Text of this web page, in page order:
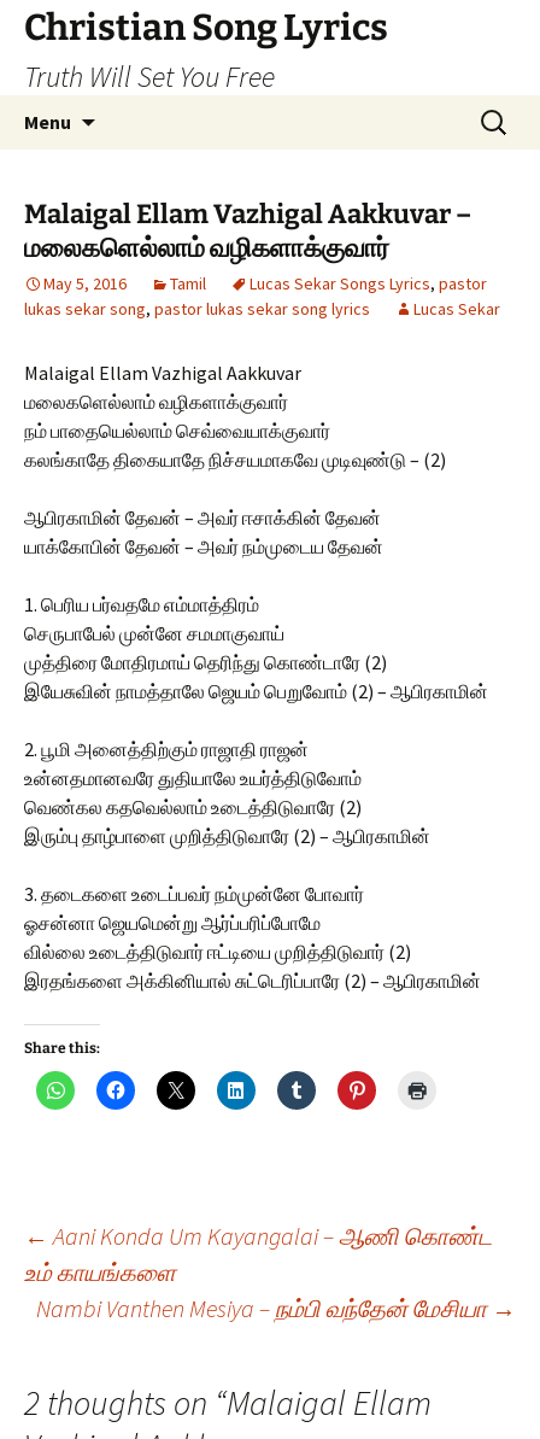
Skip
content
Christian Song Lyrics
Truth Will Set You Free
Menu
Search
for:
Malaigal Ellam Vazhigal Aakkuvar –
மலைகளெல்லாம் வழிகளாக்குவார்
May 5, 2016 Tamil Lucas Sekar Songs Lyrics, pastor
lukas sekar song, pastor lukas sekar song lyrics Lucas Sekar
Malaigal Ellam Vazhigal Aakkuvar
மலைகளெல்லாம் வழிகளாக்குவார்
நம் பாதையெல்லாம் செவ்வையாக்குவார்
கலங்காதே திகையாதே நிச்சயமாகவே முடிவுண்டு – (2)
ஆபிரகாமின் தேவன் – அவர் ஈசாக்கின் தேவன்
யாக்கோபின் தேவன் – அவர் நம்முடைய தேவன்
1. பெரிய பர்வதமே எம்மாத்திரம்
செருபாபேல் முன்னே சமமாகுவாய்
முத்திரை மோதிரமாய் தெரிந்து கொண்டாரே (2)
இயேசுவின் நாமத்தாலே ஜெயம் பெறுவோம் (2) – ஆபிரகாமின்
2. பூமி அனைத்திற்கும் ராஜாதி ராஜன்
உன்னதமானவரே துதியாலே உயர்த்திடுவோம்
வெண்கல கதவெல்லாம் உடைத்திடுவாரே (2)
இரும்பு தாழ்பாளை முறித்திடுவாரே (2) – ஆபிரகாமின்
3. தடைகளை உடைப்பவர் நம்முன்னே போவார்
ஓசன்னா ஜெயமென்று ஆர்ப்பரிப்போமே
வில்லை உடைத்திடுவார் ஈட்டியை முறித்திடுவார் (2)
இரதங்களை அக்கினியால் சுட்டெரிப்பாரே (2) – ஆபிரகாமின்
Share this:
Post
navigation
← Aani Konda Um Kayangalai – ஆணி கொண்ட
உம் காயங்களை
Nambi Vanthen Mesiya – நம்பி வந்தேன் மேசியா →
2 thoughts on “Malaigal Ellam